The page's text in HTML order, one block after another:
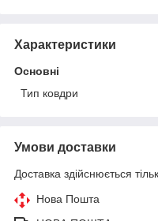
Характеристики
Основні
Тип ковдри
Умови доставки
Доставка здійснюється
Нова Пошта